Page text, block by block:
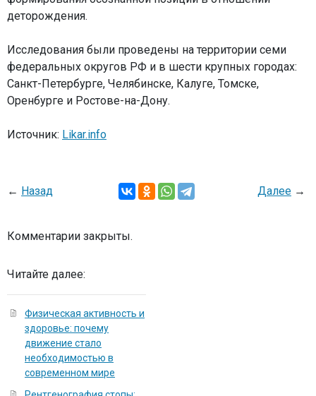
деторождения.
Исследования были проведены на территории семи
федеральных округов РФ и в шести крупных городах:
Санкт-Петербурге, Челябинске, Калуге, Томске,
Оренбурге и Ростове-на-Дону.
Источник: Likar.info
← Назад Далее →
Комментарии закрыты.
Читайте далее:
Физическая активность и
здоровье: почему
движение стало
необходимостью в
современном мире